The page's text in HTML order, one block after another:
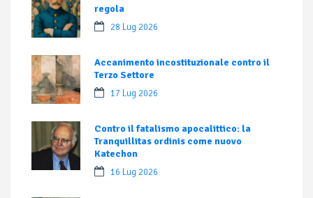
regola
28 Lug 2026
Accanimento incostituzionale contro il
Terzo Settore
17 Lug 2026
Contro il fatalismo apocalittico: la
Tranquillitas ordinis come nuovo
Katechon
16 Lug 2026